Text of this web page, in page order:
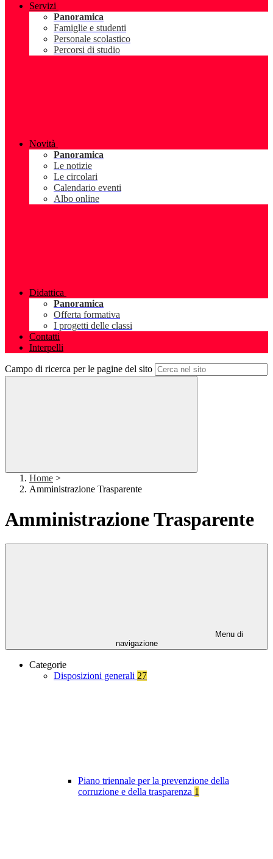
Servizi
Panoramica
Famiglie e studenti
Personale scolastico
Percorsi di studio
Novità
Panoramica
Le notizie
Le circolari
Calendario eventi
Albo online
Didattica
Panoramica
Offerta formativa
I progetti delle classi
Contatti
Interpelli
Campo di ricerca per le pagine del sito
Home >
Amministrazione Trasparente
Amministrazione Trasparente
Menu di
navigazione
Categorie
Disposizioni generali 27
Piano triennale per la prevenzione della
corruzione e della trasparenza 1